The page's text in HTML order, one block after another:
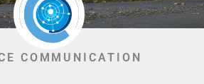
COMMUNICATION